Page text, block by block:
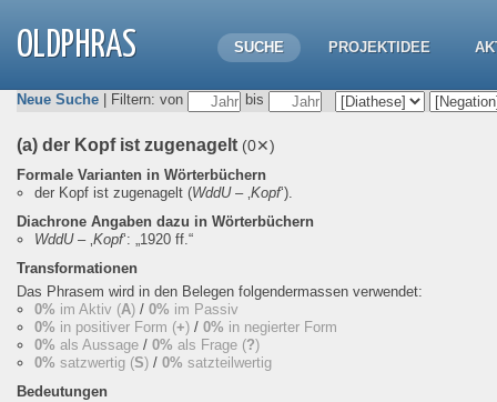
OLDPHRAS SUCHE PROJEKTIDEE
Neue Suche | Filtern: von bis
(a) der Kopf ist zugenagelt (0✕)
Formale Varianten in Wörterbüchern
der Kopf ist zugenagelt (WddU– ‚Kopf‘).
Diachrone Angaben dazu in Wörterbüchern
WddU– ‚Kopf‘: „1920 ff.“
Transformationen
Das Phrasem wird in den Belegen folgendermassen verwendet:
0% im Aktiv (A) / 0% im Passiv
0% in positiver Form (+) / 0% in negierter Form
0% als Aussage / 0% als Frage (?)
0% satzwertig (S) / 0% satzteilwertig
Bedeutungen